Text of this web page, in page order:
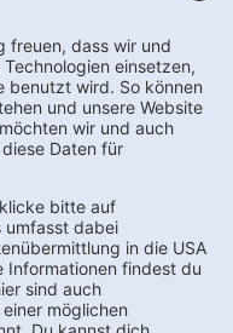
an:gh-
und zur